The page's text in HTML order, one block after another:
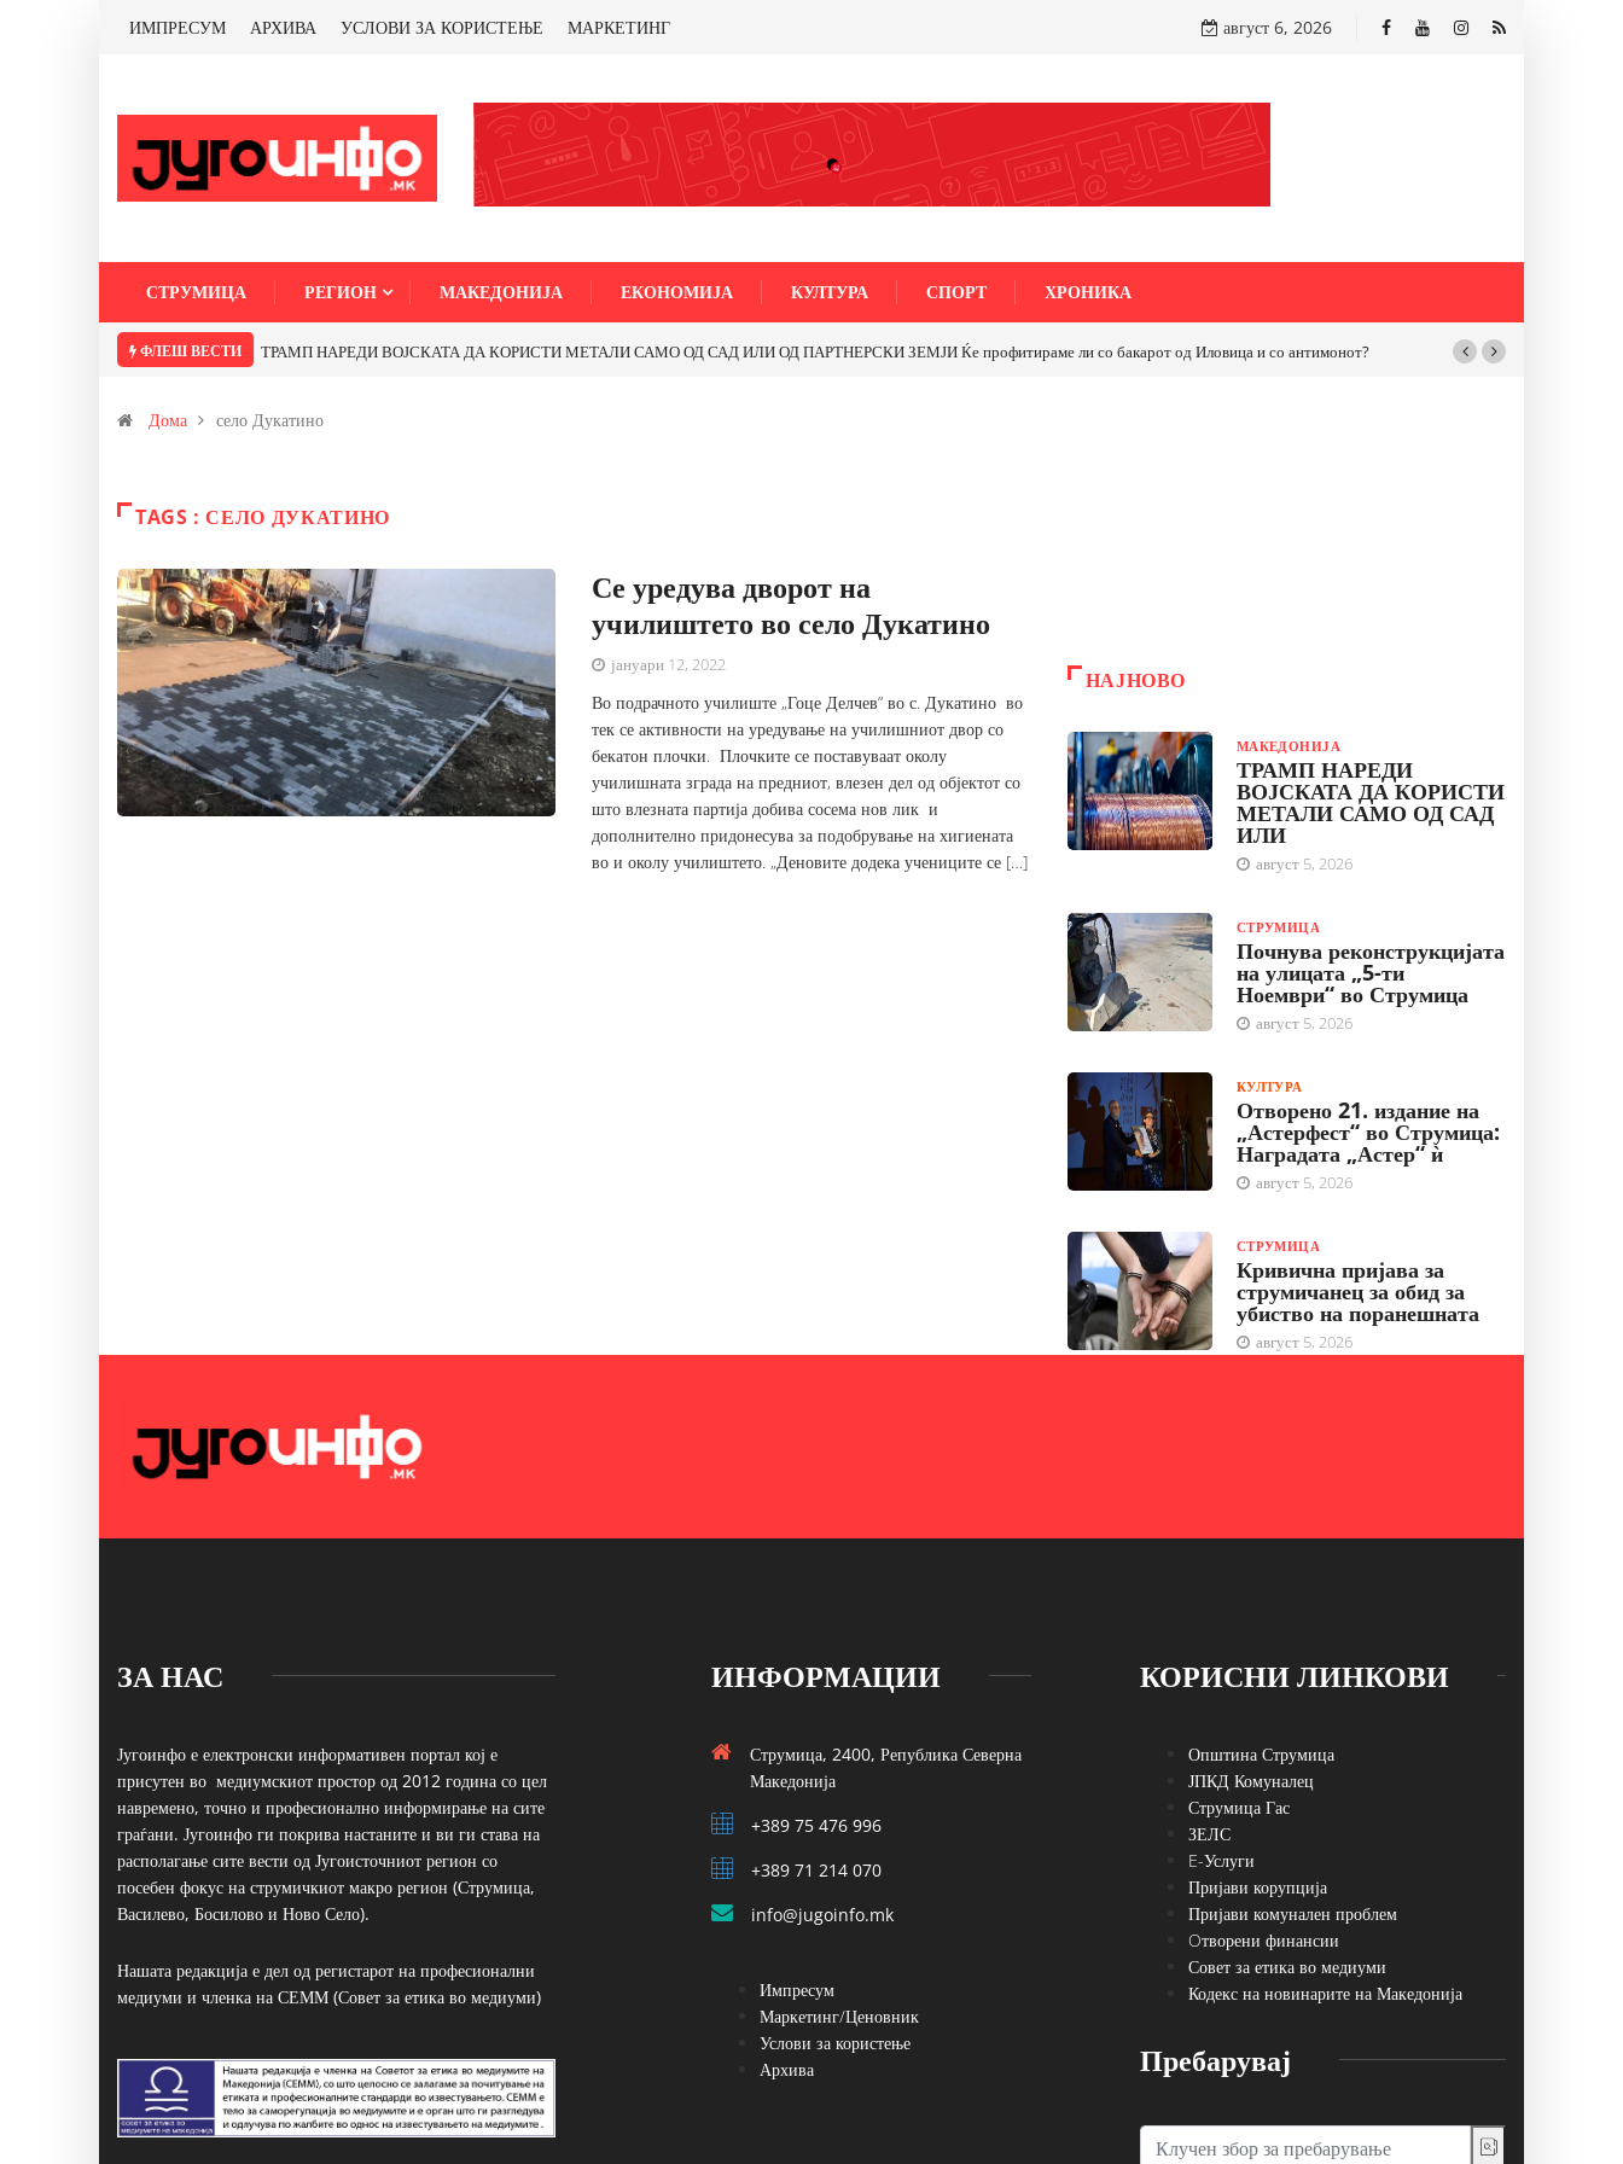
ИМПРЕСУМ АРХИВА УСЛОВИ ЗА КОРИСТЕЊЕ МАРКЕТИНГ август 6, 2026
СТРУМИЦА РЕГИОН МАКЕДОНИЈА ЕКОНОМИЈА КУЛТУРА СПОРТ ХРОНИКА
ФЛЕШ ВЕСТИ ТРАМП НАРЕДИ ВОЈСКАТА ДА КОРИСТИ МЕТАЛИ САМО ОД САД ИЛИ ОД ПАРТНЕРСКИ ЗЕМЈИ Ќе профитираме ли со бакарот од Иловица и со антимонот?
Дома село Дукатино
TAGS : СЕЛО ДУКАТИНО
Се уредува дворот на
училиштето во село Дукатино
јануари 12, 2022
Во подрачното училиште „Гоце Делчев“ во с. Дукатино во
тек се активности на уредување на училишниот двор со
бекатон плочки. Плочките се поставуваат околу
училишната зграда на предниот, влезен дел од објектот со
што влезната партија добива сосема нов лик и
дополнително придонесува за подобрување на хигиената
во и околу училиштето. „Деновите додека учениците се […]
НАЈНОВО
МАКЕДОНИЈА
ТРАМП НАРЕДИ
ВОЈСКАТА ДА КОРИСТИ
МЕТАЛИ САМО ОД САД
ИЛИ
август 5, 2026
СТРУМИЦА
Почнува реконструкцијата
на улицата „5-ти
Ноември“ во Струмица
август 5, 2026
КУЛТУРА
Отворено 21. издание на
„Астерфест“ во Струмица:
Наградата „Астер“ ѝ
август 5, 2026
СТРУМИЦА
Кривична пријава за
струмичанец за обид за
убиство на поранешната
август 5, 2026
ЗА НАС
Југоинфо е електронски информативен портал кој е
присутен во медиумскиот простор од 2012 година со цел
навремено, точно и професионално информирање на сите
граѓани. Југоинфо ги покрива настаните и ви ги става на
располагање сите вести од Југоисточниот регион со
посебен фокус на струмичкиот макро регион (Струмица,
Василево, Босилово и Ново Село).
Нашата редакција е дел од регистарот на професионални
медиуми и членка на СЕММ (Совет за етика во медиуми)
ИНФОРМАЦИИ
Струмица, 2400, Република Северна
Македонија
+389 75 476 996
+389 71 214 070
info@jugoinfo.mk
Импресум
Маркетинг/Ценовник
Услови за користење
Архива
КОРИСНИ ЛИНКОВИ
Општина Струмица
ЈПКД Комуналец
Струмица Гас
ЗЕЛС
E-Услуги
Пријави корупција
Пријави комунален проблем
Oтворени финансии
Совет за етика во медиуми
Кодекс на новинарите на Македонија
Пребарувај